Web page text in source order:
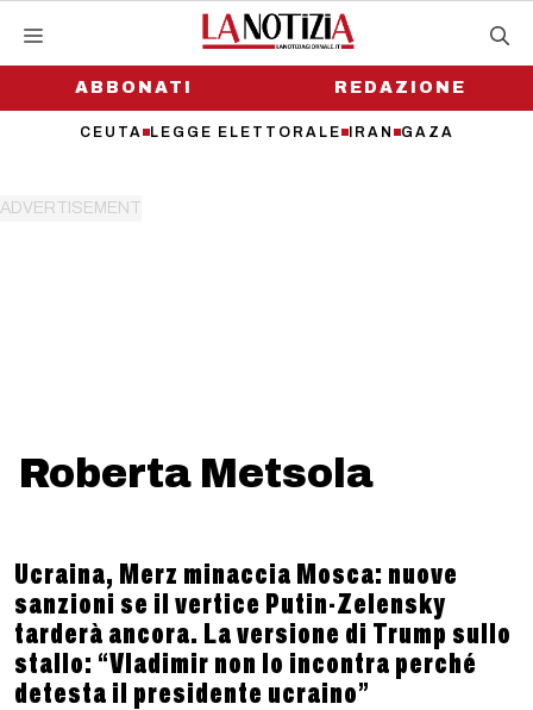
contenutoABBONATI
CEUTA LEGGE ELETTORALE IRAN GAZA
REDAZIONE
Roberta Metsola
Ucraina, Merz minaccia Mosca: nuove
sanzioni se il vertice Putin-Zelensky
tarderà ancora. La versione di Trump sullo
stallo: “Vladimir non lo incontra perché
detesta il presidente ucraino”